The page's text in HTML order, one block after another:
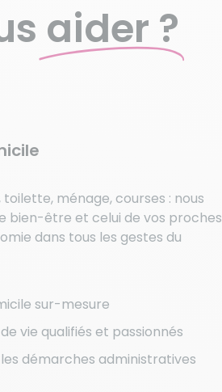
aider ?
toilette, ménage, courses : nous
bien-être et celui de vos
dans tous les gestes du
sur-mesure
vie qualifiés et passionnés
démarches administratives